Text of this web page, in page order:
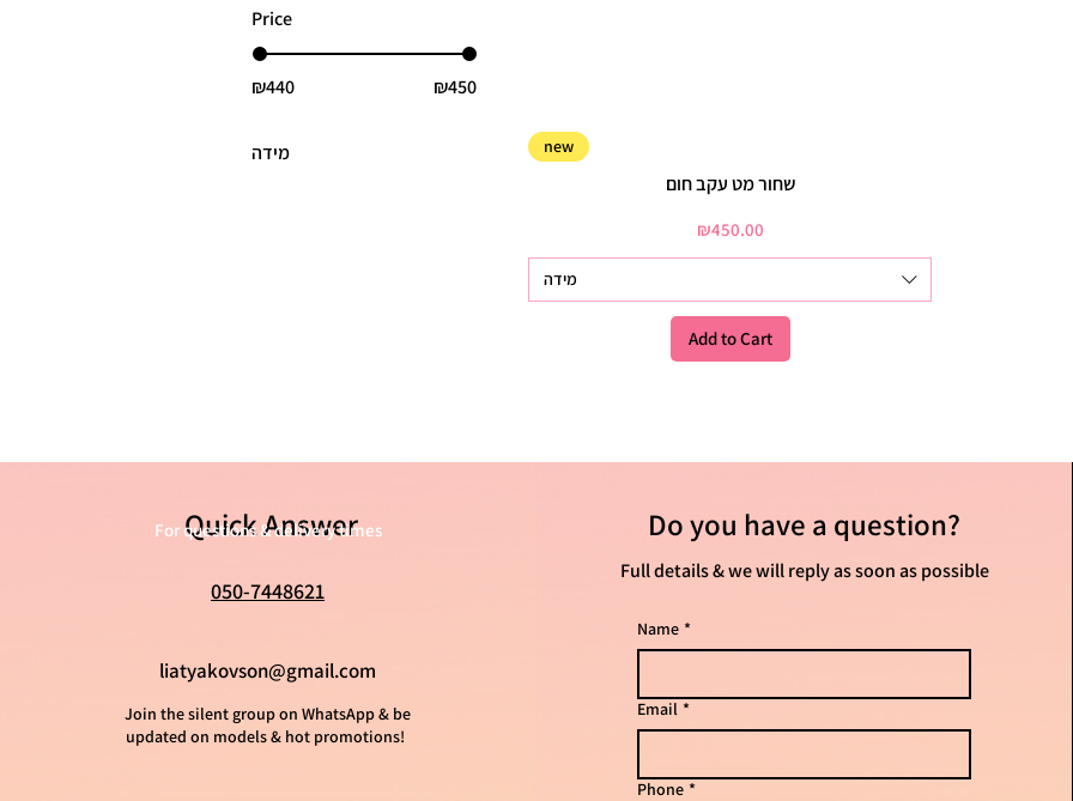
Price
₪440 ₪450
מידה
44
new
שחור מט עקב חום
Price
₪450.00
מידה
Add to Cart
Quick Answer
For questions & delivery times
050-7448621
liatyakovson@gmail.com
Join the silent group on WhatsApp & be
updated on models & hot promotions!
Do you have a question?
Full details & we will reply as soon as possible
Name *
Email *
Phone *